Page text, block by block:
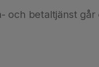
och betaltjänst